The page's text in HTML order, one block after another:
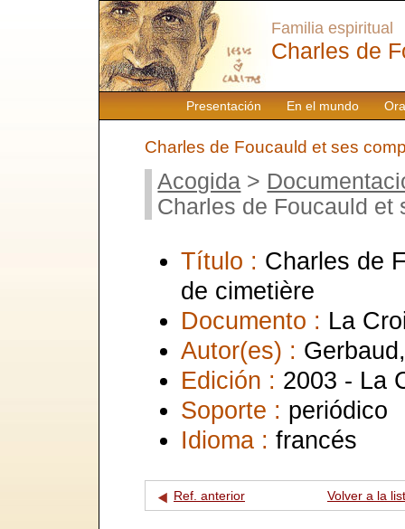
Presentación En el mundo
Familia espiritual
Charles de
Charles de Foucauld et ses
Acogida >
Charles de Foucauld et
Título : Charles de
de cimetière
Documento : La
Autor(es) :
Edición : 2003 - La
Soporte : periódico
Idioma : francés
Ref. anterior Volver a la